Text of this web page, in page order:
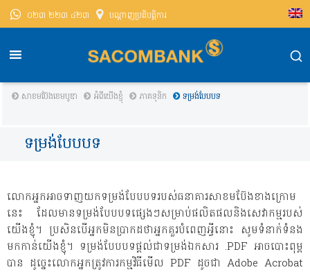
០២៣ ២២៣ ៤២៣ បណ្តាញ​ប្រតិបត្តិការ
សាខមប៊ែងខេមបូឌា អំពីយើងខ្ញុំ ភាគទុនិក ទម្រង់បែបបទ
ទម្រង់បែបបទ
លោក​អ្នក​អាច​ទាញ​យក​ទម្រង់​បែប​បទ​របស់​ធនាគារ​សាខមប៊ែង​ខាង​ក្រោម​
នេះ ដែល​មាន​ទម្រង់​បែបបទ​ផ្សេងៗ​សម្រាប់​ផលិតផល​និង​សេវាកម្ម​របស់​
យើង​ខ្ញុំ។ ប្រសិន​បើ​អ្នក​មិន​ប្រាកដ​ថា​អ្នក​គួរ​បំពេញ​អ្វី​នោះ សូម​ទំនាក់​ទំនង​
មក​កាន់​យើងខ្ញុំ។ ទម្រង់​បែប​បទ​ផ្តល់​ជា​ទម្រង់​ឯកសារ​ .PDF អាច​បោះ​ពុម្ព​
បាន ដូច្នេះ​លោក​អ្នក​ត្រូវ​ការ​កម្មវិធី​មើល PDF ដូចជា Adobe Acrobat